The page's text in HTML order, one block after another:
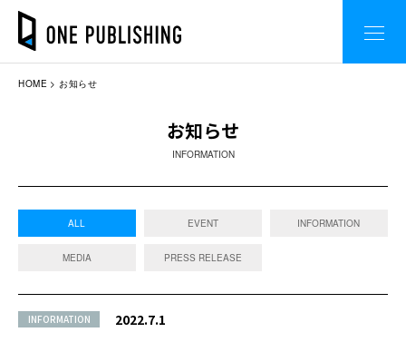
HOME お知らせ
お知らせ
INFORMATION
ALL EVENT INFORMATION
MEDIA PRESS RELEASE
INFORMATION 2022.7.1